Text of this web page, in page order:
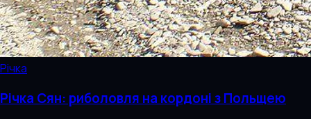
Річка
Річка Сян: риболовля на кордоні з Польщею